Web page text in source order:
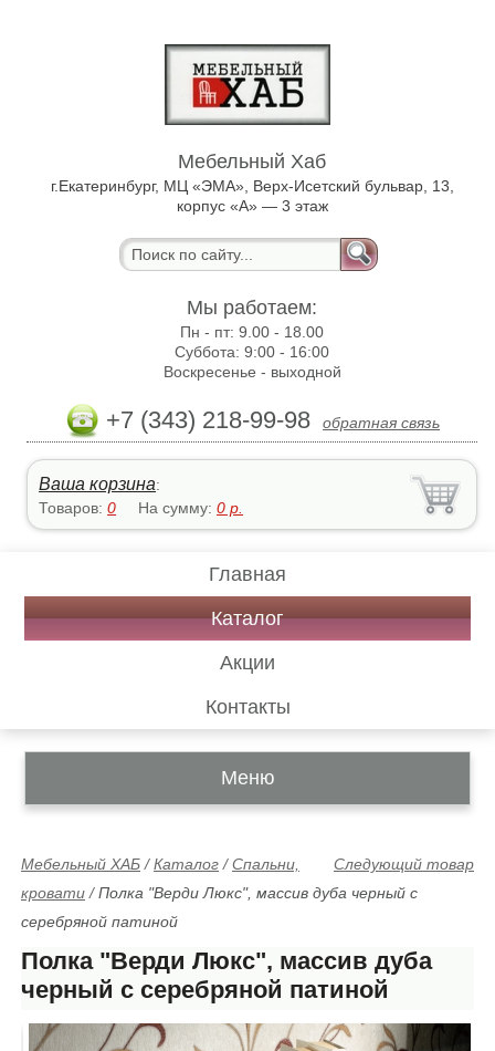
Мебельный Хаб
г.Екатеринбург, МЦ «ЭМА», Верх-Исетский бульвар, 13,
корпус «А» — 3 этаж
Мы работаем:
Пн - пт:9.00 - 18.00
Суббота:9:00 - 16:00
Воскресенье - выходной
+7 (343) 218-99-98 обратная связь
Ваша корзина:
Товаров:0 На сумму:0 р.
Главная
Каталог
Акции
Контакты
Меню
Следующий товар
Мебельный ХАБ /Каталог /Спальни,
кровати /Полка "Верди Люкс", массив дуба черный с
серебряной патиной
Полка "Верди Люкс", массив дуба
черный с серебряной патиной